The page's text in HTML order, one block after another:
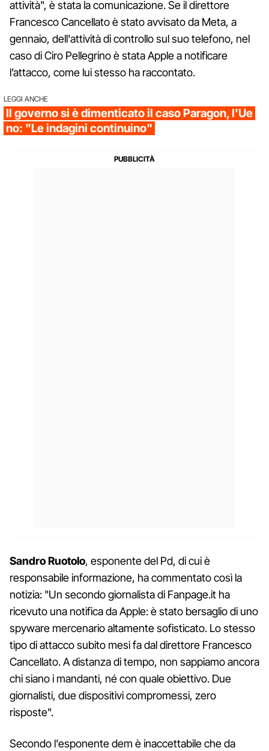
attività", è stata la comunicazione. Se il direttore
Francesco Cancellato è stato avvisato da Meta, a
gennaio, dell'attività di controllo sul suo telefono, nel
caso di Ciro Pellegrino è stata Apple a notificare
l’attacco, come lui stesso ha raccontato.
LEGGI ANCHE
Il governo si è dimenticato il caso Paragon, l'Ue
no: "Le indagini continuino"
Sandro Ruotolo, esponente del Pd, di cui è
responsabile informazione, ha commentato così la
notizia: "Un secondo giornalista di Fanpage.it ha
ricevuto una notifica da Apple: è stato bersaglio di uno
spyware mercenario altamente sofisticato. Lo stesso
tipo di attacco subito mesi fa dal direttore Francesco
Cancellato. A distanza di tempo, non sappiamo ancora
chi siano i mandanti, né con quale obiettivo. Due
giornalisti, due dispositivi compromessi, zero
risposte".
Secondo l'esponente dem è inaccettabile che da